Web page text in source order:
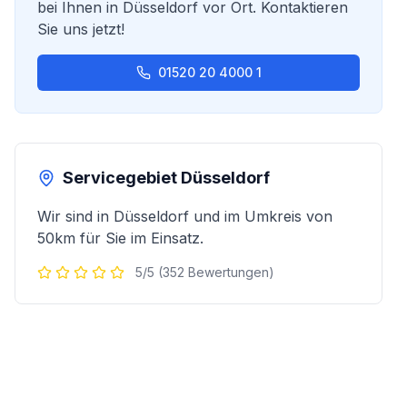
bei Ihnen in Düsseldorf vor Ort. Kontaktieren
Sie uns jetzt!
01520 20 4000 1
Servicegebiet Düsseldorf
Wir sind in Düsseldorf und im Umkreis von
50km für Sie im Einsatz.
5/5 (352 Bewertungen)